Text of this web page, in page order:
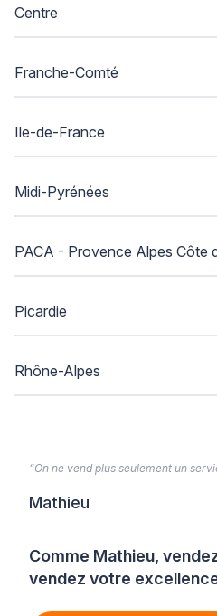
Centre
Franche-Comté
Ile-de-France
Midi-Pyrénées
PACA - Provence Alpes Côte
Picardie
Rhône-Alpes
Comme Mathieu,
vendez votre
“On ne vend plus seulement un
Mathieu